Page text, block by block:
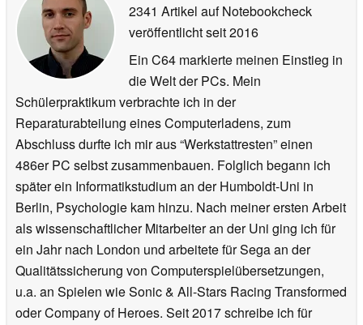
2341 Artikel auf Notebookcheck
veröffentlichtseit 2016
Ein C64 markierte meinen Einstieg in
die Welt der PCs. Mein
Schülerpraktikum verbrachte ich in der
Reparaturabteilung eines Computerladens, zum
Abschluss durfte ich mir aus “Werkstattresten” einen
486er PC selbst zusammenbauen. Folglich begann ich
später ein Informatikstudium an der Humboldt-Uni in
Berlin, Psychologie kam hinzu. Nach meiner ersten Arbeit
als wissenschaftlicher Mitarbeiter an der Uni ging ich für
ein Jahr nach London und arbeitete für Sega an der
Qualitätssicherung von Computerspielübersetzungen,
u.a. an Spielen wie Sonic & All-Stars Racing Transformed
oder Company of Heroes. Seit 2017 schreibe ich für